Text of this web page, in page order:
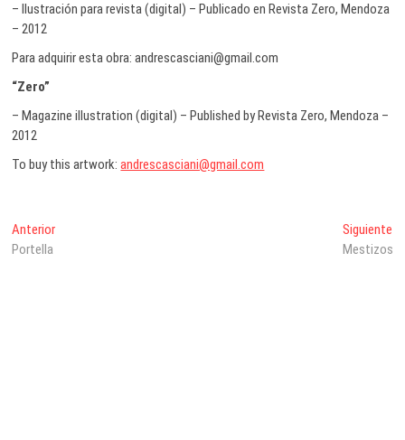
– Ilustración para revista (digital) – Publicado en Revista Zero, Mendoza
– 2012
Para adquirir esta obra: andrescasciani@gmail.com
“Zero”
– Magazine illustration (digital) – Published by Revista Zero, Mendoza –
2012
To buy this artwork:andrescasciani@gmail.com
Navegación
de
AnteriorEntrada
Portella
Siguiente
Mestizos